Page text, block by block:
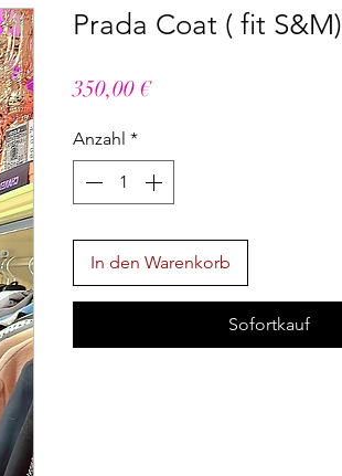
Prada Coat ( fit S&M)
350,00 €Preis
Anzahl *
In den Warenkorb
Sofortkauf